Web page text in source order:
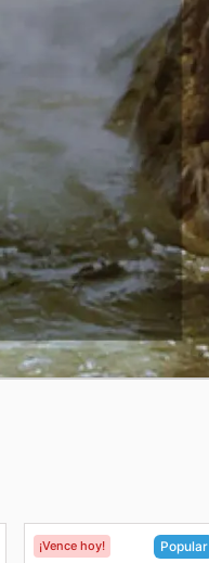
¡Vence hoy! Popular